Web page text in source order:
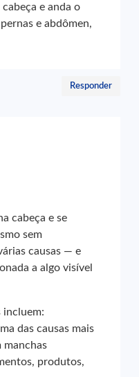
e anda o
e abdômen,
Responder
cabeça e se
sem
causas — e
a algo visível
incluem:
das causas mais
manchas
produtos,